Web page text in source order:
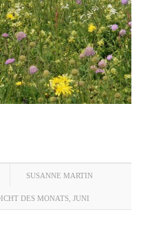
SUSANNE MARTIN
DES MONATS JUNI